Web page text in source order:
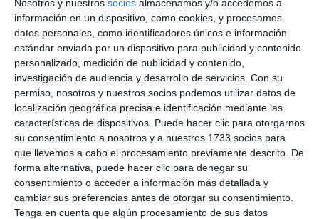
Nosotros y nuestros socios almacenamos y/o accedemos a
información en un dispositivo, como cookies, y procesamos
datos personales, como identificadores únicos e información
estándar enviada por un dispositivo para publicidad y contenido
personalizado, medición de publicidad y contenido,
investigación de audiencia y desarrollo de servicios. Con su
permiso, nosotros y nuestros socios podemos utilizar datos de
localización geográfica precisa e identificación mediante las
características de dispositivos. Puede hacer clic para otorgarnos
su consentimiento a nosotros y a nuestros 1733 socios para
que llevemos a cabo el procesamiento previamente descrito. De
forma alternativa, puede hacer clic para denegar su
consentimiento o acceder a información más detallada y
cambiar sus preferencias antes de otorgar su consentimiento.
Tenga en cuenta que algún procesamiento de sus datos